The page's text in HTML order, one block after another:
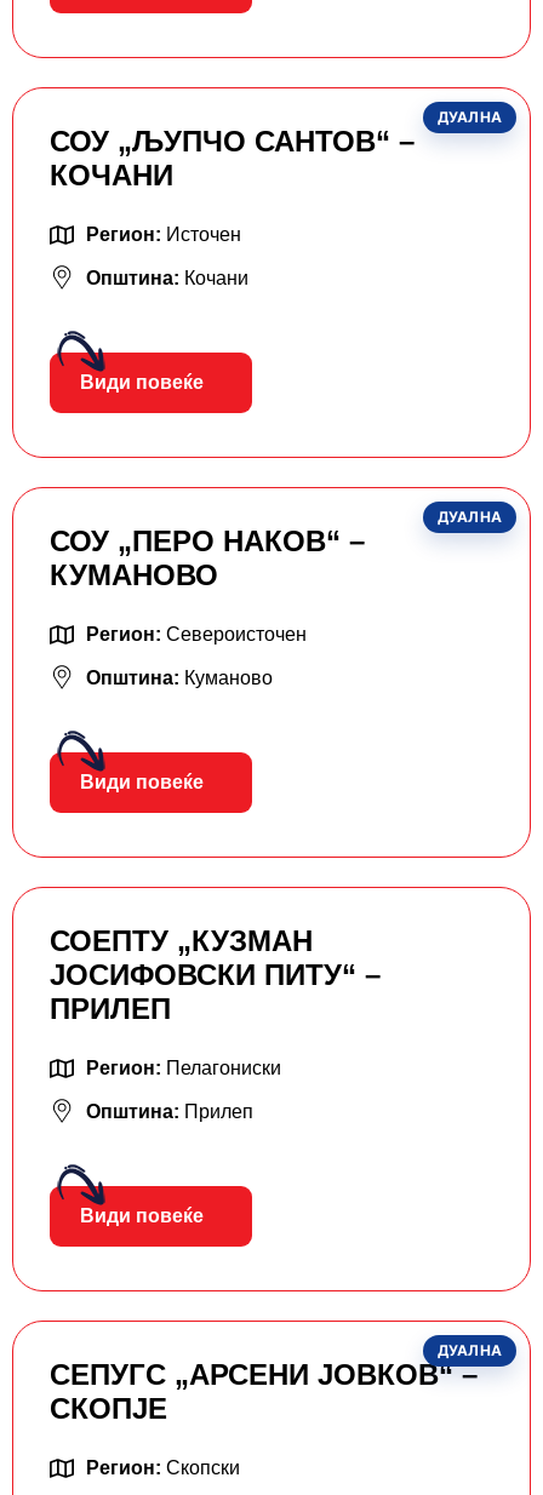
ДУАЛНА
СОУ „ЉУПЧО САНТОВ“ –
КОЧАНИ
Регион: Источен
Општина: Кочани
Види повеќе
ДУАЛНА
СОУ „ПЕРО НАКОВ“ –
КУМАНОВО
Регион: Североисточен
Општина: Куманово
Види повеќе
СОЕПТУ „КУЗМАН
ЈОСИФОВСКИ ПИТУ“ –
ПРИЛЕП
Регион: Пелагониски
Општина: Прилеп
Види повеќе
ДУАЛНА
СЕПУГС „АРСЕНИ ЈОВКОВ“ –
СКОПЈЕ
Регион: Скопски